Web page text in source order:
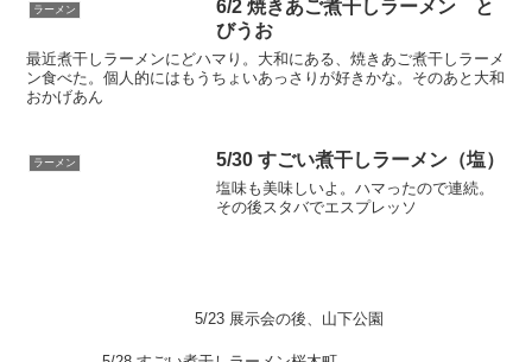
ラーメン
6/2 焼きあご煮干しラーメン と
びうお
最近煮干しラーメンにどハマり。大和にある、焼きあご煮干しラーメ
ン食べた。個人的にはもうちょいあっさりが好きかな。そのあと大和
おかげあん
ラーメン 5/30 すごい煮干しラーメン（塩）
塩味も美味しいよ。ハマったので連続。
その後スタバでエスプレッソ
5/23 展示会の後、山下公園